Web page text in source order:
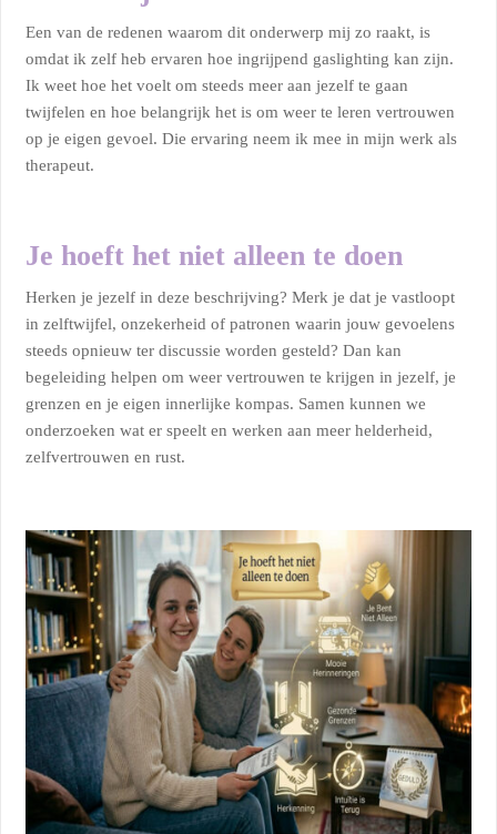
Een van de redenen waarom dit onderwerp mij zo raakt, is
omdat ik zelf heb ervaren hoe ingrijpend gaslighting kan zijn.
Ik weet hoe het voelt om steeds meer aan jezelf te gaan
twijfelen en hoe belangrijk het is om weer te leren vertrouwen
op je eigen gevoel. Die ervaring neem ik mee in mijn werk als
therapeut.
Je hoeft het niet alleen te doen
Herken je jezelf in deze beschrijving? Merk je dat je vastloopt
in zelftwijfel, onzekerheid of patronen waarin jouw gevoelens
steeds opnieuw ter discussie worden gesteld? Dan kan
begeleiding helpen om weer vertrouwen te krijgen in jezelf, je
grenzen en je eigen innerlijke kompas. Samen kunnen we
onderzoeken wat er speelt en werken aan meer helderheid,
zelfvertrouwen en rust.